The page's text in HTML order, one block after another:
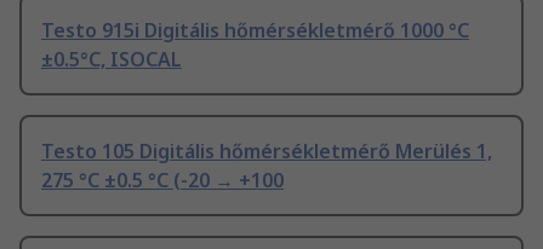
Testo 915i Digitális hőmérsékletmérő 1000 °C
±0.5°C, ISOCAL
Testo 105 Digitális hőmérsékletmérő Merülés 1,
275 °C ±0.5 °C (-20 → +100